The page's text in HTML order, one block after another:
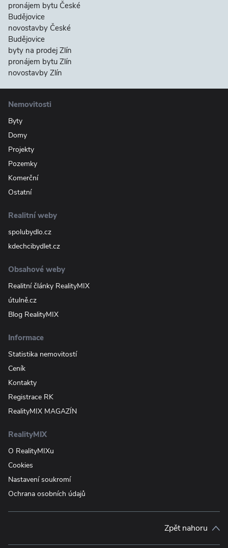
pronájem bytu České
Budějovice
novostavby České
Budějovice
byty na prodej Zlín
pronájem bytu Zlín
novostavby Zlín
Nemovitosti
Byty
Domy
Projekty
Pozemky
Komerční
Ostatní
Realitní weby
spolubydlo.cz
kdechcibydlet.cz
Obsahové weby
Realitní články RealityMIX
útulně.cz
Blog RealityMIX
Informace
Statistika nemovitostí
Ceník
Kontakty
Registrace RK
RealityMIX MAGAZÍN
RealityMIX
O RealityMIXu
Cookies
Nastavení soukromí
Ochrana osobních údajů
Zpět nahoru